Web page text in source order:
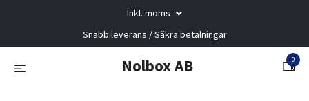
Inkl. moms
Snabb leverans / Säkra betalningar
Nolbox AB 0